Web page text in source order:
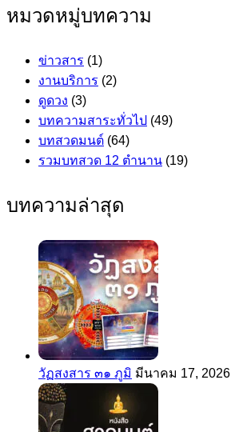
หมวดหมู่บทความ
ข่าวสาร (1)
งานบริการ (2)
ดูดวง (3)
บทความสาระทั่วไป (49)
บทสวดมนต์ (64)
รวมบทสวด 12 ตำนาน (19)
บทความล่าสุด
วัฏสงสาร ๓๑ ภูมิ มีนาคม 17, 2026